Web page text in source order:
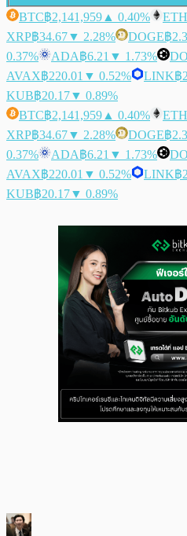
BTC฿2,141,959 ▲ 0.40% ETH
XRP฿34.67▼ 2.28% DOGE฿
0.37%
ADA฿6.21 ▼ 1.73%
AVAX฿220.01 ▼ 0.52% LINK฿
KUB฿20.17▼ 0.89%
BTC฿2,141,959 ▲ 0.40% ETH
XRP฿34.67▼ 2.28% DOGE฿
0.37%
ADA฿6.21 ▼ 1.73%
AVAX฿220.01 ▼ 0.52% LINK฿
KUB฿20.17▼ 0.89%